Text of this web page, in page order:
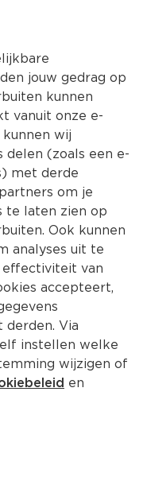
Kies jouw
Producten
ZSA
jouw gedrag op
kunnen
vanuit onze e-
wij
delen (zoals een e-
met derde
om je
te laten zien op
Ook kunnen
analyses uit te
effectiviteit van
accepteert,
Via
instellen welke
wijzigen of
en